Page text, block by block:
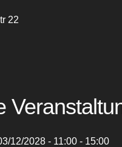
22
12/2028 - 11:00 - 15:00